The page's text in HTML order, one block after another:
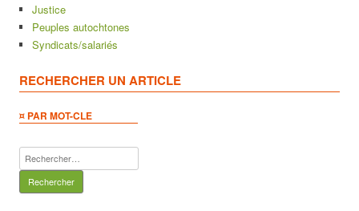
Justice
Peuples autochtones
Syndicats/salariés
RECHERCHER UN ARTICLE
¤ PAR MOT-CLE
Rechercher :